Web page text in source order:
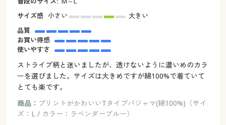
サイズ感 小さい
大きい
品質
お買い得感
使いやすさ
ストライプ柄と迷いましたが、透けないように濃いめのカラ
ーを選びました。サイズは大きめですが綿100%で着ていて
とても楽です。
商品： プリントがかわいいTタイプパジャマ(綿100%)（サイ
ズ：L / カラー：ラベンダーブルー）